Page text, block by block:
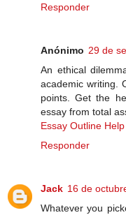
Responder
Anónimo 29 de
An ethical
academic writing.
points. Get the
essay from total
Essay Outline Help
Responder
Jack 16 de
Whatever you